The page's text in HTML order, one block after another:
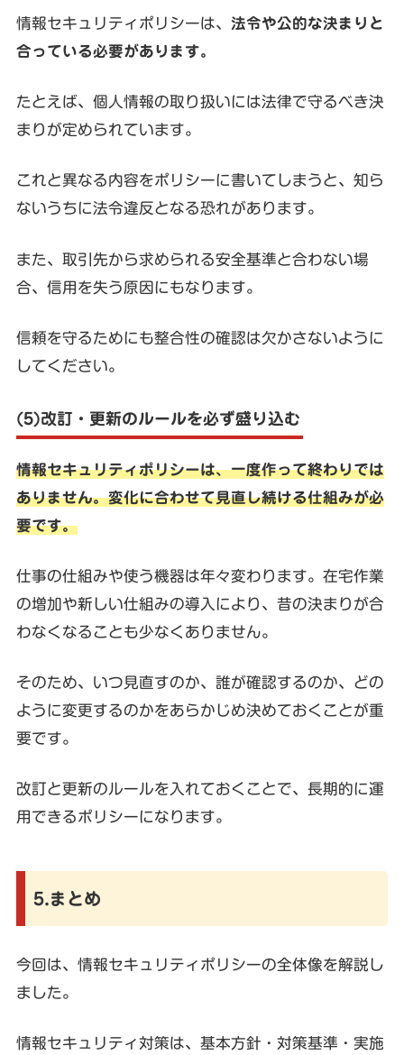
情報セキュリティポリシーは、 法令や公的な決まりと
合っている必要があります。
たとえば、個人情報の取り扱いには法律で守るべき決
まりが定められています。
これと異なる内容をポリシーに書いてしまうと、知ら
ないうちに法令違反となる恐れがあります。
また、取引先から求められる安全基準と合わない場
合、信用を失う原因にもなります。
信頼を守るためにも整合性の確認は欠かさないように
してください。
(5)改訂・更新のルールを必ず盛り込む
情報セキュリティポリシーは、一度作って終わりでは
ありません。変化に合わせて見直し続ける仕組みが必
要です。
仕事の仕組みや使う機器は年々変わります。在宅作業
の増加や新しい仕組みの導入により、昔の決まりが合
わなくなることも少なくありません。
そのため、いつ見直すのか、誰が確認するのか、どの
ように変更するのかをあらかじめ決めておくことが重
要です。
改訂と更新のルールを入れておくことで、長期的に運
用できるポリシーになります。
5.まとめ
今回は、情報セキュリティポリシーの全体像を解説し
ました。
情報セキュリティ対策は、基本方針・対策基準・実施